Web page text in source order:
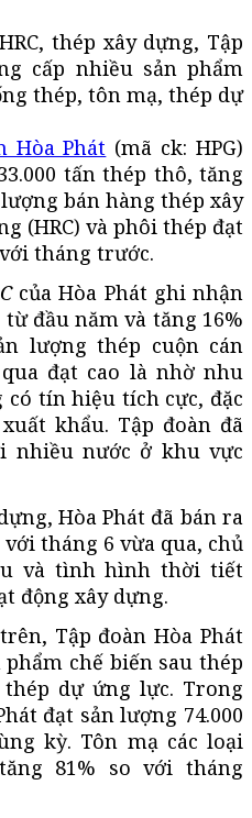
thép xây dựng, Tập
cấp nhiều sản phẩm
thép, tôn mạ, thép dự
Hòa Phát (mã ck: HPG)
tấn thép thô, tăng
bán hàng thép xây
(HRC) và phôi thép đạt
tháng trước.
của Hòa Phát ghi nhận
từ đầu năm và tăng 16%
lượng thép cuộn cán
đạt cao là nhờ nhu
tín hiệu tích cực, đặc
khẩu. Tập đoàn đã
nhiều nước ở khu vực
Hòa Phát đã bán ra
với tháng 6 vừa qua, chủ
và tình hình thời tiết
động xây dựng.
Tập đoàn Hòa Phát
chế biến sau thép
dự ứng lực. Trong
đạt sản lượng 74.000
kỳ. Tôn mạ các loại
81% so với tháng